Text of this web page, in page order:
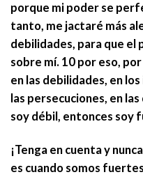
porque mi poder se
tanto, me jactaré más
debilidades, para que el
sobre mí. 10 por eso,
en las debilidades, en
las persecuciones, en
soy débil, entonces soy
¡Tenga en cuenta y
es cuando somos